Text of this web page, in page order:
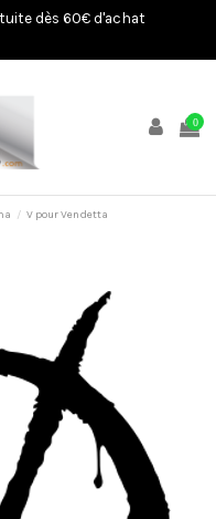
dès 60€ d'achat
0
V pour Vendetta